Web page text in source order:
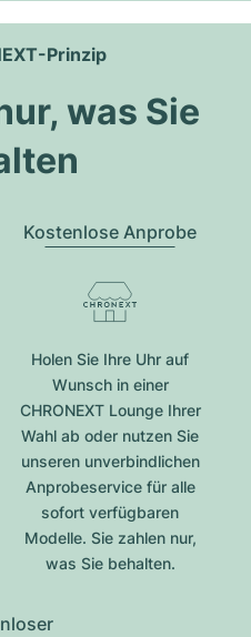
Prinzip
was Sie
Kostenlose Anprobe
Holen Sie Ihre Uhr auf
Wunsch in einer
CHRONEXT Lounge Ihrer
Wahl ab oder nutzen Sie
unseren unverbindlichen
Anprobeservice für alle
sofort verfügbaren
Modelle. Sie zahlen nur,
was Sie behalten.